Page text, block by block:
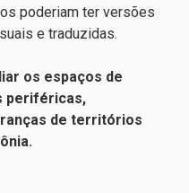
poderiam ter versões
e traduzidas.
os espaços de
periféricas,
de territórios